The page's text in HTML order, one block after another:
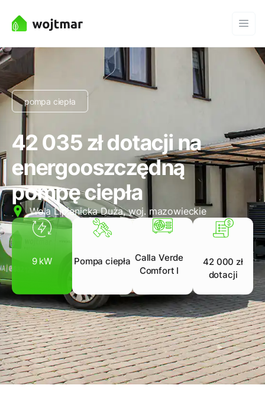
pompa ciepła
42 035 zł dotacji na
energooszczędną
pompę ciepła
Wola Lipienicka Duża, woj. mazowieckie
9 kW Pompa ciepła Calla Verde
Comfort I
42 000 zł
dotacji